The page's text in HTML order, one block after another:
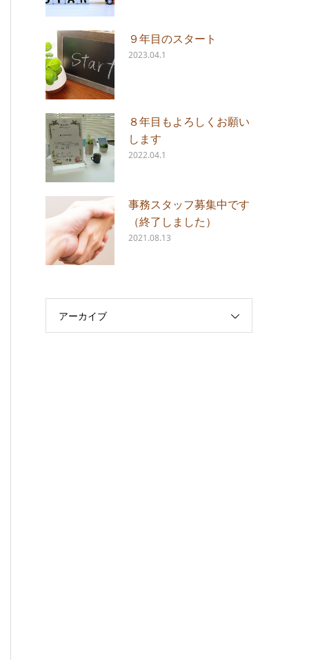
９年目のスタート
2023.04.1
８年目もよろしくお願い
します
2022.04.1
事務スタッフ募集中です
（終了しました）
2021.08.13
アーカイブ